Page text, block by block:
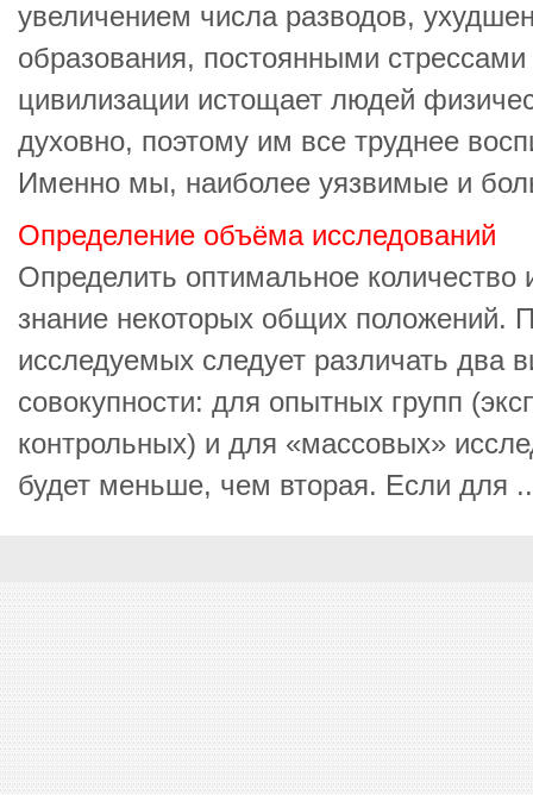
увеличением числа разводов,
образования, постоянными
цивилизации истощает людей
духовно, поэтому им все труднее
Именно мы, наиболее уязвимые и
Определение объёма исследований
Определить оптимальное количество
знание некоторых общих положений.
исследуемых следует различать два
совокупности: для опытных групп
контрольных) и для «массовых»
будет меньше, чем вторая. Если для